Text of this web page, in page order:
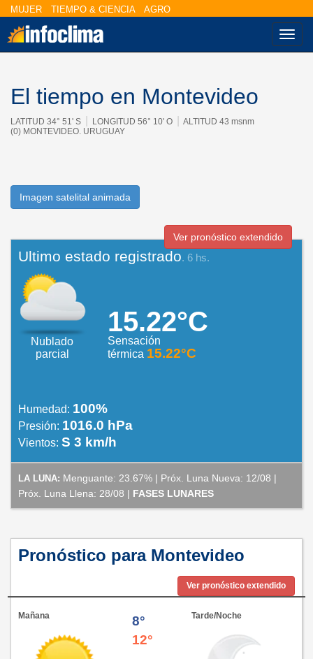
MUJER TIEMPO & CIENCIA AGRO
El tiempo en Montevideo
LATITUD 34° 51' S LONGITUD 56° 10' O
ALTITUD 43 msnm
(0) MONTEVIDEO. URUGUAY
Imagen satelital animada
Ver pronóstico extendido
Ultimo estado registrado. 6 hs.
Nublado
parcial
15.22°C
Sensación
térmica 15.22°C
Humedad: 100%
Presión: 1016.0 hPa
Vientos: S 3 km/h
LA LUNA: Menguante: 23.67% | Próx. Luna Nueva: 12/08 |
Próx. Luna Llena: 28/08 | FASES LUNARES
Pronóstico para Montevideo
Ver pronóstico extendido
Mañana
8°
12°
Tarde/Noche